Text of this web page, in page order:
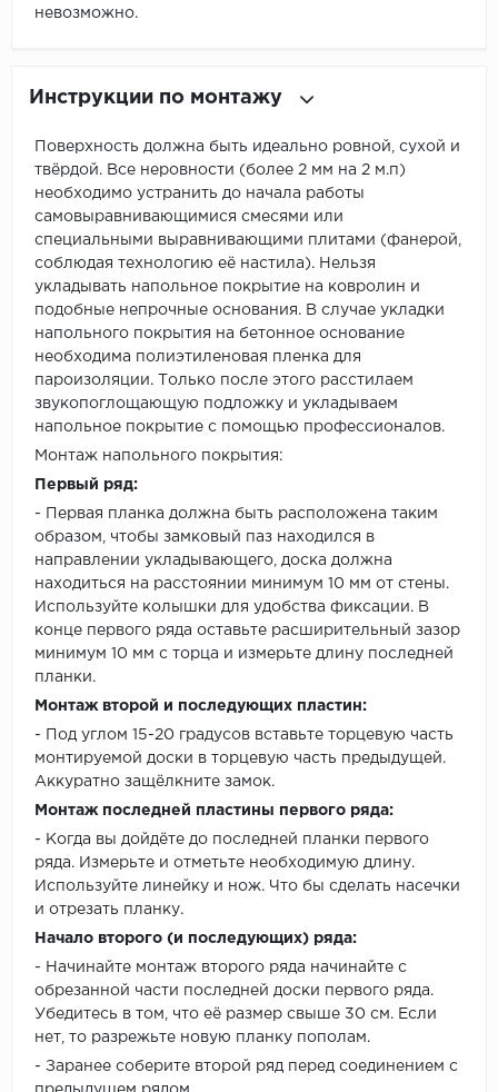
невозможно.
Инструкции по монтажу
Поверхность должна быть идеально ровной, сухой и
твёрдой. Все неровности (более 2 мм на 2 м.п)
необходимо устранить до начала работы
самовыравнивающимися смесями или
специальными выравнивающими плитами (фанерой,
соблюдая технологию её настила). Нельзя
укладывать напольное покрытие на ковролин и
подобные непрочные основания. В случае укладки
напольного покрытия на бетонное основание
необходима полиэтиленовая пленка для
пароизоляции. Только после этого расстилаем
звукопоглощающую подложку и укладываем
напольное покрытие с помощью профессионалов.
Монтаж напольного покрытия:
Первый ряд:
- Первая планка должна быть расположена таким
образом, чтобы замковый паз находился в
направлении укладывающего, доска должна
находиться на расстоянии минимум 10 мм от стены.
Используйте колышки для удобства фиксации. В
конце первого ряда оставьте расширительный зазор
минимум 10 мм с торца и измерьте длину последней
планки.
Монтаж второй и последующих пластин:
- Под углом 15-20 градусов вставьте торцевую часть
монтируемой доски в торцевую часть предыдущей.
Аккуратно защёлкните замок.
Монтаж последней пластины первого ряда:
- Когда вы дойдёте до последней планки первого
ряда. Измерьте и отметьте необходимую длину.
Используйте линейку и нож. Что бы сделать насечки
и отрезать планку.
Начало второго (и последующих) ряда:
- Начинайте монтаж второго ряда начинайте с
обрезанной части последней доски первого ряда.
Убедитесь в том, что её размер свыше 30 см. Если
нет, то разрежьте новую планку пополам.
- Заранее соберите второй ряд перед соединением с